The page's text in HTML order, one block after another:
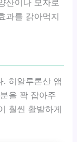
산이나 모자로
과를 갉아먹지
. 히알루론산 앰
을 꽉 잡아주
훨씬 활발하게